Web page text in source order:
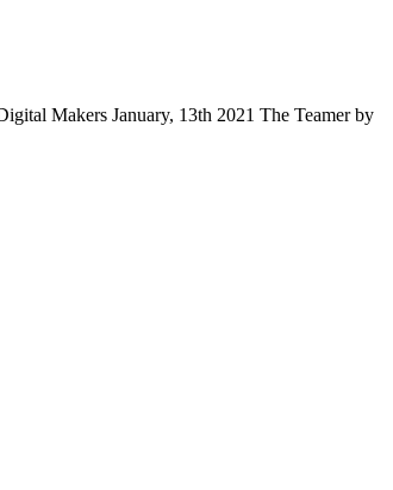
Makers January, 13th 2021 The Teamer by